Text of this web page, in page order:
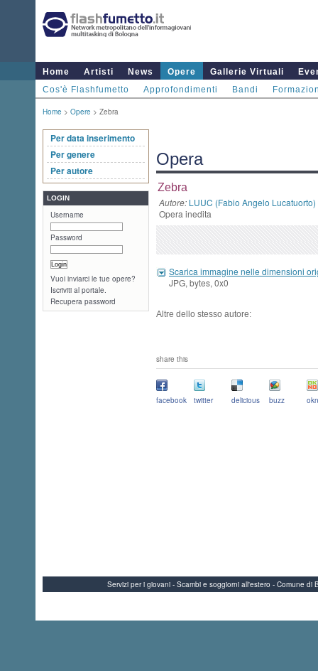
Home Artisti News Opere Gallerie Virtuali
Cos'è Flashfumetto
Approfondimenti Bandi
Home > Opere > Zebra
Per data inserimento
Per genere
Per autore
LOGIN
Username
Password
Vuoi inviarci le tue opere?
Iscriviti al portale.
Recupera password
Opera
Zebra
Autore: LUUC (Fabio Angelo Lucatuorto)
Opera inedita
Scarica immagine nelle dimensioni
JPG, bytes, 0x0
Altre dello stesso autore:
share this
facebook twitter delicious buzz
Servizi per i giovani - Scambi e soggiorni all'estero - Comune